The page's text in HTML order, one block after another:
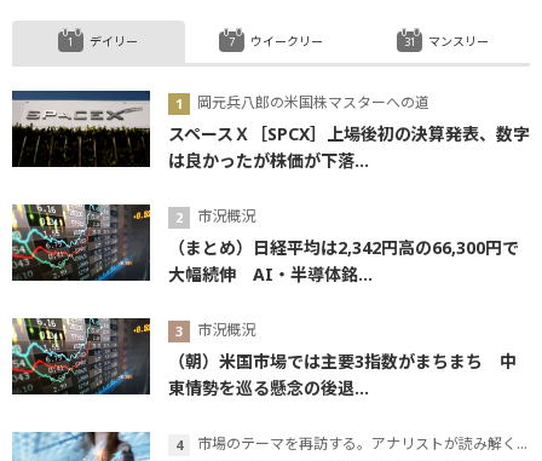
デイリー
岡元兵八郎の米国株マスターへの道
スペースＸ［SPCX］上場後初の決算発表、数字
は良かったが株価が下落...
市況概況
（まとめ）日経平均は2,342円高の66,300円で
大幅続伸 AI・半導体銘...
市況概況
（朝）米国市場では主要3指数がまちまち 中
東情勢を巡る懸念の後退...
市場のテーマを再訪する。アナリストが読み解くテーマの本質
ウイークリー マンスリー